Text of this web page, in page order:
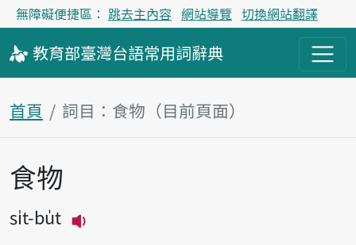
無障礙便捷區： 跳去主內容 網站導覽 切換網站翻譯
教育部臺灣台語常用詞辭典
首頁 詞目：食物（目前頁面）
主內容區塊
食物
si̍t-bu̍t